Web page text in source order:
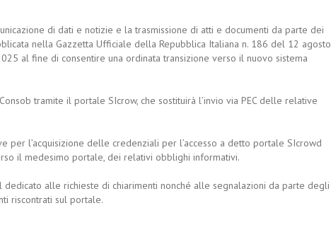
di dati e notizie e la trasmissione di atti e documenti da parte dei
nella Gazzetta Ufficiale della Repubblica Italiana n. 186 del 12 agosto
al fine di consentire una ordinata transizione verso il nuovo sistema
tramite il portale SIcrow, che sostituirà l’invio via PEC delle relative
per l’acquisizione delle credenziali per l’accesso a detto portale SIcrowd
il medesimo portale, dei relativi obblighi informativi.
alle richieste di chiarimenti nonché alle segnalazioni da parte degli
riscontrati sul portale.